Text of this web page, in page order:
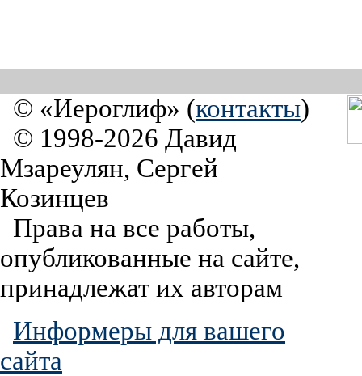
© «Иероглиф» (контакты)
© 1998-2026 Давид
Мзареулян, Сергей
Козинцев
Права на все работы,
опубликованные на сайте,
принадлежат их авторам
Информеры для вашего
сайта